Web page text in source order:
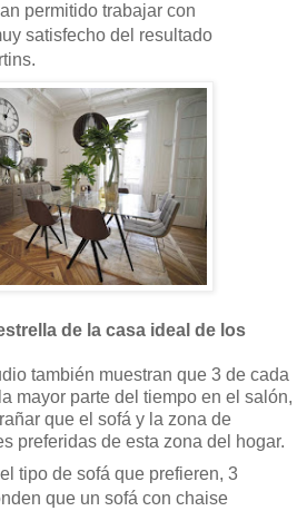
permitido trabajar con
satisfecho del resultado
de la casa ideal de los
también muestran que 3 de cada
mayor parte del tiempo en el salón,
que el sofá y la zona de
preferidas de esta zona del hogar.
tipo de sofá que prefieren, 3
que un sofá con chaise